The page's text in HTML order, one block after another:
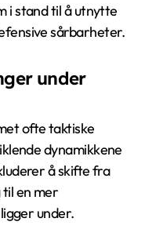
i stand til å utnytte
sårbarheter.
under
ofte taktiske
dynamikkene
å skifte fra
en mer
under.